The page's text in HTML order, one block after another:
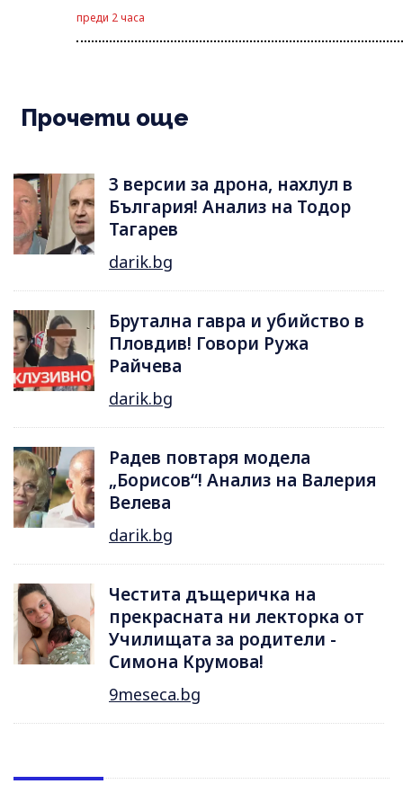
преди 2 часа
Прочети още
3 версии за дрона, нахлул в
България! Анализ на Тодор
Тагарев
darik.bg
Брутална гавра и убийство в
Пловдив! Говори Ружа
Райчева
darik.bg
Радев повтаря модела
„Борисов“! Анализ на Валерия
Велева
darik.bg
Честита дъщеричка на
прекрасната ни лекторка от
Училищата за родители -
Симона Крумова!
9meseca.bg